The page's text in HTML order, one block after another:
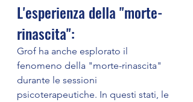
L'esperienza della "morte-
rinascita":
Grof ha anche esplorato il
fenomeno della "morte-rinascita"
durante le sessioni
psicoterapeutiche. In questi stati, le